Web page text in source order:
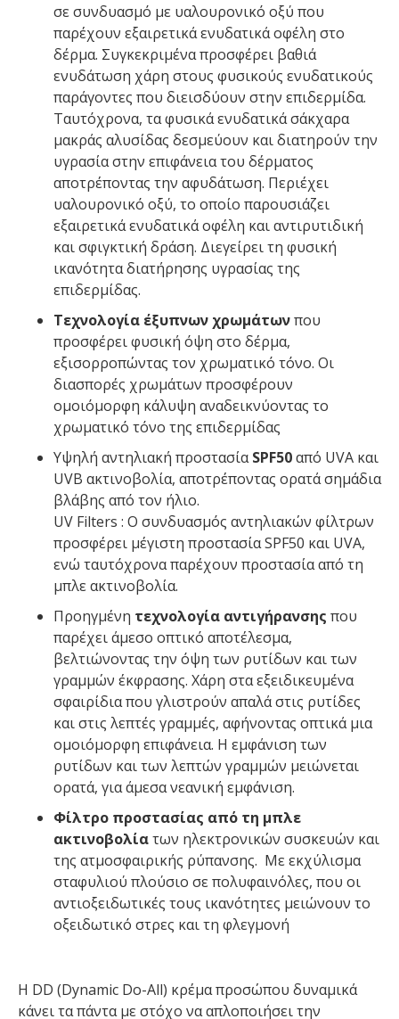
σε συνδυασμό με υαλουρονικό οξύ που
παρέχουν εξαιρετικά ενυδατικά οφέλη στο
δέρμα. Συγκεκριμένα προσφέρει βαθιά
ενυδάτωση χάρη στους φυσικούς ενυδατικούς
παράγοντες που διεισδύουν στην επιδερμίδα.
Ταυτόχρονα, τα φυσικά ενυδατικά σάκχαρα
μακράς αλυσίδας δεσμεύουν και διατηρούν την
υγρασία στην επιφάνεια του δέρματος
αποτρέποντας την αφυδάτωση. Περιέχει
υαλουρονικό οξύ, το οποίο παρουσιάζει
εξαιρετικά ενυδατικά οφέλη και αντιρυτιδική
και σφιγκτική δράση. Διεγείρει τη φυσική
ικανότητα διατήρησης υγρασίας της
επιδερμίδας.
Τεχνολογία έξυπνων χρωμάτωνπου
προσφέρει φυσική όψη στο δέρμα,
εξισορροπώντας τον χρωματικό τόνο. Οι
διασπορές χρωμάτων προσφέρουν
ομοιόμορφη κάλυψη αναδεικνύοντας το
χρωματικό τόνο της επιδερμίδας
Υψηλή αντηλιακή προστασίαSPF50από UVA και
UVB ακτινοβολία, αποτρέποντας ορατά σημάδια
βλάβης από τον ήλιο.
UV Filters : Ο συνδυασμός αντηλιακών φίλτρων
προσφέρει μέγιστη προστασία SPF50 και UVA,
ενώ ταυτόχρονα παρέχουν προστασία από τη
μπλε ακτινοβολία.
Προηγμένη τεχνολογία αντιγήρανσης που
παρέχει άμεσο οπτικό αποτέλεσμα,
βελτιώνοντας την όψη των ρυτίδων και των
γραμμών έκφρασης. Χάρη στα εξειδικευμένα
σφαιρίδια που γλιστρούν απαλά στις ρυτίδες
και στις λεπτές γραμμές, αφήνοντας οπτικά μια
ομοιόμορφη επιφάνεια. Η εμφάνιση των
ρυτίδων και των λεπτών γραμμών μειώνεται
ορατά, για άμεσα νεανική εμφάνιση.
Φίλτρο προστασίας από τη μπλε
ακτινοβολίατων ηλεκτρονικών συσκευών και
της ατμοσφαιρικής ρύπανσης. Με εκχύλισμα
σταφυλιού πλούσιο σε πολυφαινόλες, που οι
αντιοξειδωτικές τους ικανότητες μειώνουν το
οξειδωτικό στρες και τη φλεγμονή
Η DD (Dynamic Do-All) κρέμα προσώπου δυναμικά
κάνει τα πάντα με στόχο να απλοποιήσει την